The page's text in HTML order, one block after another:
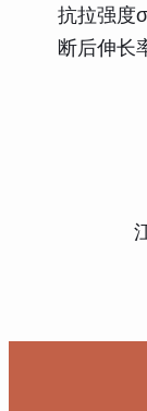
抗拉强度
断后伸长